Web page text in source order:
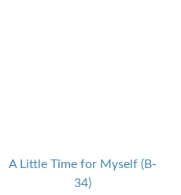
A Little Time for Myself (B-
34)